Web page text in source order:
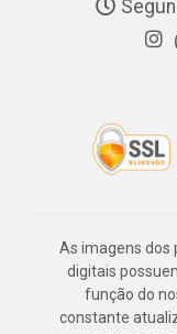
As imagens dos
digitais
função do
constante